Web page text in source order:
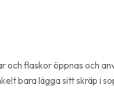
flaskor öppnas och
bara lägga sitt skräp i